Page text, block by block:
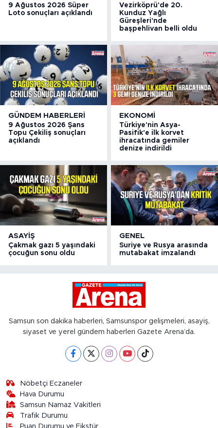
9 Ağustos 2026 Süper
Loto sonuçları açıklandı
Vezirköprü'de 20.
Kunduz Yağlı
Güreşleri'nde
başpehlivan belli oldu
GÜNDEM HABERLERI
9 Ağustos 2026 Şans
Topu Çekiliş sonuçları
açıklandı
EKONOMI
Türkiye'nin Asya-
Pasifik'e ilk korvet
ihracatında gemiler
denize indirildi
ASAYIŞ
Çakmak gazı 5 yaşındaki
çocuğun sonu oldu
GENEL
Suriye ve Rusya arasında
mutabakat imzalandı
Samsun son dakika haberleri, Samsunspor gelişmeleri, asayiş,
siyaset ve yerel gündem haberleri Gazete Arena’da.
Nöbetçi Eczaneler
Hava Durumu
Samsun Namaz Vakitleri
Trafik Durumu
Puan Durumu ve Fikstür